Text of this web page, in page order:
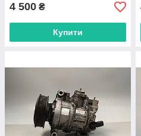
4 500 ₴
Купити